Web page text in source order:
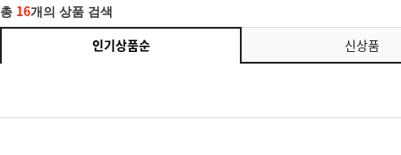
총 16개의 상품 검색
인기상품순 신상품